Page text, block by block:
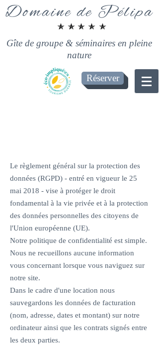
Domaine de Pélipa
Gîte de groupe & séminaires en pleine
nature
Réserver
Le règlement général sur la protection des
données (RGPD) - entré en vigueur le 25
mai 2018 - vise à protéger le droit
fondamental à la vie privée et à la protection
des données personnelles des citoyens de
l'Union européenne (UE).
Notre politique de confidentialité est simple.
Nous ne recueillons aucune information
vous concernant lorsque vous naviguez sur
notre site.
Dans le cadre d'une location nous
sauvegardons les données de facturation
(nom, adresse, dates et montant) sur notre
ordinateur ainsi que les contrats signés entre
les deux parties.